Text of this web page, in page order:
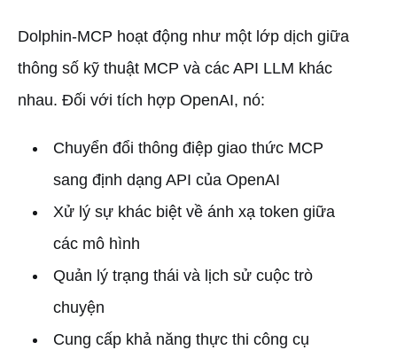
Dolphin-MCP hoạt động như một lớp dịch giữa
thông số kỹ thuật MCP và các API LLM khác
nhau. Đối với tích hợp OpenAI, nó:
Chuyển đổi thông điệp giao thức MCP
sang định dạng API của OpenAI
Xử lý sự khác biệt về ánh xạ token giữa
các mô hình
Quản lý trạng thái và lịch sử cuộc trò
chuyện
Cung cấp khả năng thực thi công cụ